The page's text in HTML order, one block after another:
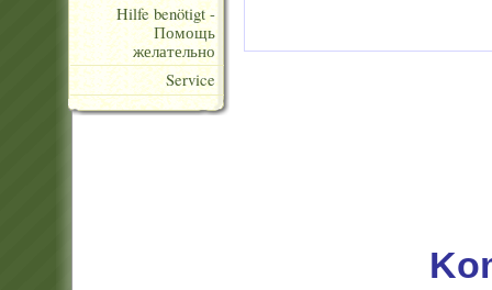
Hilfe benötigt -
Помощь
желательно
Service